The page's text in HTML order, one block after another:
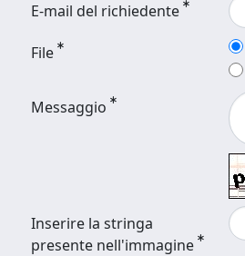
E-mail del richiedente
File
Messaggio
Inserire la stringa
presente nell'immagine